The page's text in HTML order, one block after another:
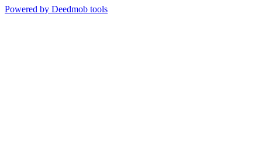
Powered by Deedmob tools